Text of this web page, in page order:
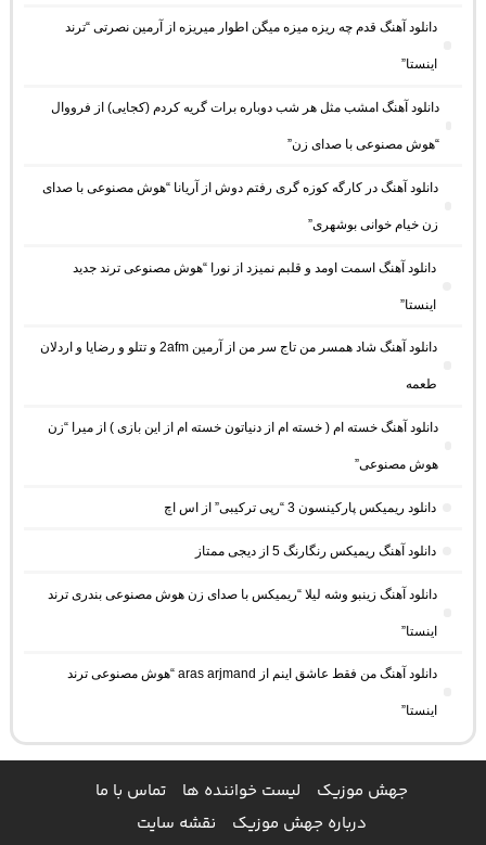
دانلود آهنگ ﻗﺪم ﭼﻪ رﻳﺰه ﻣﻴﺰه ﻣﻴﮕﻦ اﻃﻮار ﻣﻴﺮﻳﺰه از آرمین نصرتی “ترند
اینستا”
دانلود آهنگ امشب مثل هر شب دوباره برات گریه کردم (کجایی) از فرووال
“هوش مصنوعی با صدای زن”
دانلود آهنگ در کارگه کوزه گری رفتم دوش از آریانا “هوش مصنوعی با صدای
زن خیام خوانی بوشهری”
دانلود آهنگ اسمت اومد و قلبم نمیزد از نورا “هوش مصنوعی ترند جدید
اینستا”
دانلود آهنگ شاد همسر من تاج سر من از آرمین 2afm و تتلو و رضایا و اردلان
طعمه
دانلود آهنگ خسته ام ( خسته ام از دنیاتون خسته ام از این بازی ) از میرا “زن
هوش مصنوعی”
دانلود ریمیکس پارکینسون 3 “رپی ترکیبی” از اس اچ
دانلود آهنگ ریمیکس رنگارنگ 5 از دیجی ممتاز
دانلود آهنگ زینبو وشه لیلا “ریمیکس با صدای زن هوش مصنوعی بندری ترند
اینستا”
دانلود آهنگ من فقط عاشق اینم از aras arjmand “هوش مصنوعی ترند
اینستا”
جهش موزیک لیست خواننده ها
تماس با ما
درباره جهش موزیک
نقشه سایت